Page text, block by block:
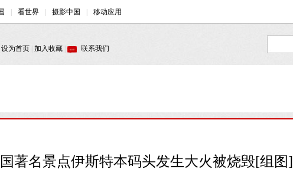
著名景点伊斯特本码头发生大火被烧毁[组图]